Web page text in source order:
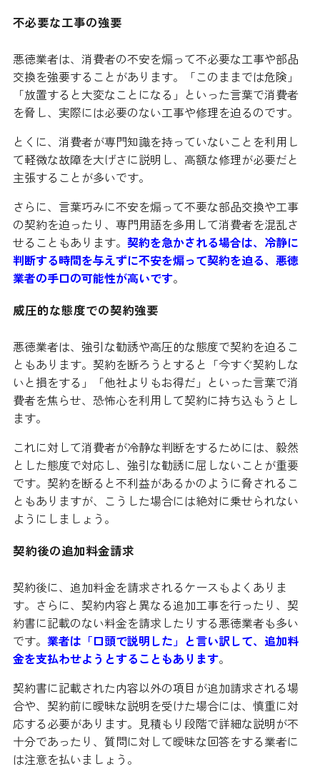
不必要な工事の強要
悪徳業者は、消費者の不安を煽って不必要な工事や部品
交換を強要することがあります。「このままでは危険」
「放置すると大変なことになる」といった言葉で消費者
を脅し、実際には必要のない工事や修理を迫るのです。
とくに、消費者が専門知識を持っていないことを利用し
て軽微な故障を大げさに説明し、高額な修理が必要だと
主張することが多いです。
さらに、言葉巧みに不安を煽って不要な部品交換や工事
の契約を迫ったり、専門用語を多用して消費者を混乱さ
せることもあります。 契約を急かされる場合は、冷静に
判断する時間を与えずに不安を煽って契約を迫る、悪徳
業者の手口の可能性が高いです。
威圧的な態度での契約強要
悪徳業者は、強引な勧誘や高圧的な態度で契約を迫るこ
ともあります。契約を断ろうとすると「今すぐ契約しな
いと損をする」「他社よりもお得だ」といった言葉で消
費者を焦らせ、恐怖心を利用して契約に持ち込もうとし
ます。
これに対して消費者が冷静な判断をするためには、毅然
とした態度で対応し、強引な勧誘に屈しないことが重要
です。契約を断ると不利益があるかのように脅されるこ
ともありますが、こうした場合には絶対に乗せられない
ようにしましょう。
契約後の追加料金請求
契約後に、追加料金を請求されるケースもよくありま
す。さらに、契約内容と異なる追加工事を行ったり、契
約書に記載のない料金を請求したりする悪徳業者も多い
です。 業者は「口頭で説明した」と言い訳して、追加料
金を支払わせようとすることもあります。
契約書に記載された内容以外の項目が追加請求される場
合や、契約前に曖昧な説明を受けた場合には、慎重に対
応する必要があります。見積もり段階で詳細な説明が不
十分であったり、質問に対して曖昧な回答をする業者に
は注意を払いましょう。